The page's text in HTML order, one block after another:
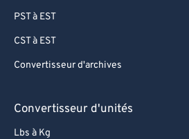
PST à EST
CST à EST
Convertisseur d'archives
Convertisseur d'unités
Lbs à Kg